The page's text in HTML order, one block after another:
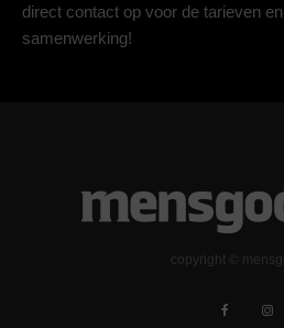
direct contact op voor de tarieven
samenwerking!
copyright ©